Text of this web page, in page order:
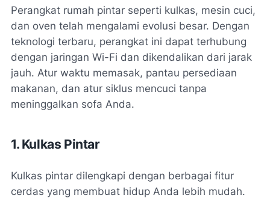
Perangkat rumah pintar seperti kulkas, mesin cuci,
dan oven telah mengalami evolusi besar. Dengan
teknologi terbaru, perangkat ini dapat terhubung
dengan jaringan Wi-Fi dan dikendalikan dari jarak
jauh. Atur waktu memasak, pantau persediaan
makanan, dan atur siklus mencuci tanpa
meninggalkan sofa Anda.
1. Kulkas Pintar
Kulkas pintar dilengkapi dengan berbagai fitur
cerdas yang membuat hidup Anda lebih mudah.